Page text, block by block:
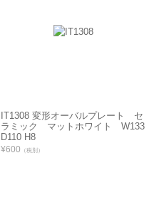
IT1308 変形オーバルプレート セ
ラミック マットホワイト W133
D110 H8
¥600 （税別）